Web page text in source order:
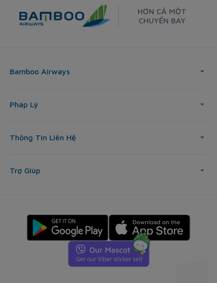
HƠN CẢ MỘT
CHUYẾN BAY
Bamboo Airways
Pháp Lý
Thông Tin Liên Hệ
Trợ Giúp